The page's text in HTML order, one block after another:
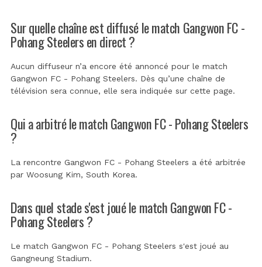
Sur quelle chaîne est diffusé le match Gangwon FC -
Pohang Steelers en direct ?
Aucun diffuseur n’a encore été annoncé pour le match
Gangwon FC - Pohang Steelers. Dès qu’une chaîne de
télévision sera connue, elle sera indiquée sur cette page.
Qui a arbitré le match Gangwon FC - Pohang Steelers
?
La rencontre Gangwon FC - Pohang Steelers a été arbitrée
par Woosung Kim, South Korea.
Dans quel stade s'est joué le match Gangwon FC -
Pohang Steelers ?
Le match Gangwon FC - Pohang Steelers s'est joué au
Gangneung Stadium.